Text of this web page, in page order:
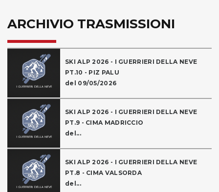
ARCHIVIO TRASMISSIONI
SKI ALP 2026 - I GUERRIERI DELLA NEVE
PT.10 - PIZ PALU
del 09/05/2026
SKI ALP 2026 - I GUERRIERI DELLA NEVE
PT.9 - CIMA MADRICCIO
del...
SKI ALP 2026 - I GUERRIERI DELLA NEVE
PT.8 - CIMA VALSORDA
del...